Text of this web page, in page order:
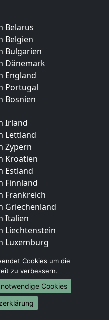
Belarus
Belgien
Bulgarien
Dänemark
England
Portugal
Bosnien
Irland
Lettland
Zypern
Kroatien
Estland
Finnland
Frankreich
Griechenland
Italien
Liechtenstein
Luxemburg
Norwegen
Berlin
Hamburg
Cookies um die
zu verbessern.
Cookies